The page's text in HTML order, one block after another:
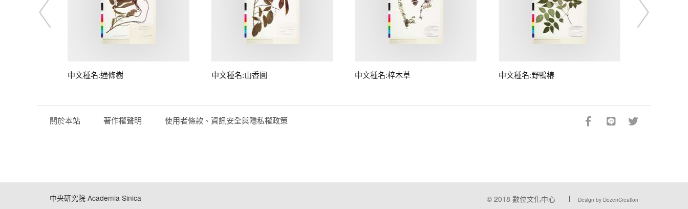
中文種名:通條樹 中文種名:山香圓 中文種名:梓木草 中文種名:野鴨椿
關於本站 著作權聲明 使用者條款、資訊安全與隱私權政策
中央研究院 Academia Sinica © 2018 數位文化中心 Design by DozenCreation